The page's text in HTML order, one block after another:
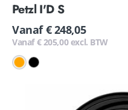
Petzl I'D S
Normale
prijs
Vanaf € 248,05
Vanaf € 205,00 excl. BTW
OrangeBlack